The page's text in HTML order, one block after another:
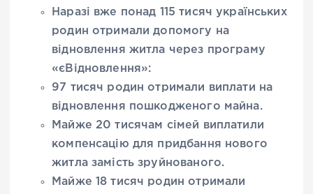
Наразі вже понад 115 тисяч українських
родин отримали допомогу на
відновлення житла через програму
«єВідновлення»:
97 тисяч родин отримали виплати на
відновлення пошкодженого майна.
Майже 20 тисячам сімей виплатили
компенсацію для придбання нового
житла замість зруйнованого.
Майже 18 тисяч родин отримали